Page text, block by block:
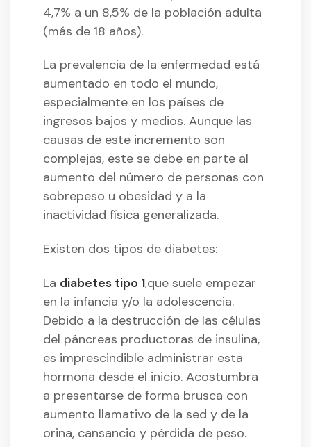
4,7% a un 8,5% de la población adulta
(más de 18 años).
La prevalencia de la enfermedad está
aumentado en todo el mundo,
especialmente en los países de
ingresos bajos y medios. Aunque las
causas de este incremento son
complejas, este se debe en parte al
aumento del número de personas con
sobrepeso u obesidad y a la
inactividad física generalizada.
Existen dos tipos de diabetes:
La diabetes tipo 1,que suele empezar
en la infancia y/o la adolescencia.
Debido a la destrucción de las células
del páncreas productoras de insulina,
es imprescindible administrar esta
hormona desde el inicio. Acostumbra
a presentarse de forma brusca con
aumento llamativo de la sed y de la
orina, cansancio y pérdida de peso.